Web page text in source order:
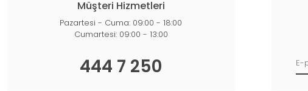
Müşteri Hizmetleri
Pazartesi - Cuma: 09:00 - 18:00
Cumartesi: 09:00 - 13:00
444 7 250